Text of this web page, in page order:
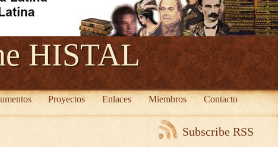
HISTAL
Proyectos Enlaces Miembros Contacto
Subscribe RSS